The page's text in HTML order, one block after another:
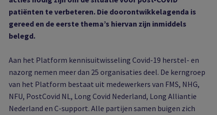
patiënten te verbeteren. Die doorontwikkelagenda is
gereed en de eerste thema’s hiervan zijn inmiddels
belegd.
Aan het Platform kennisuitwisseling Covid-19 herstel- en
nazorg nemen meer dan 25 organisaties deel. De kerngroep
van het Platform bestaat uit medewerkers van FMS, NHG,
NFU, PostCovid NL, Long Covid Nederland, Long Alliantie
Nederland en C-support. Alle partijen samen buigen zich